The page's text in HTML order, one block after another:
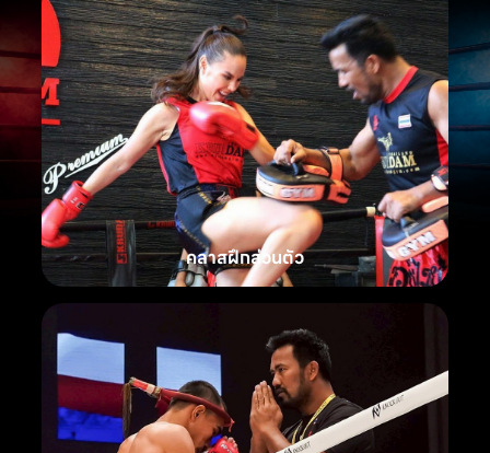
คลาสฝึกส่วนตัว